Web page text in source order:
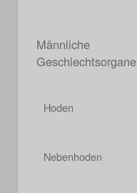
Männliche
Geschlechtsorgane
Hoden
Nebenhoden